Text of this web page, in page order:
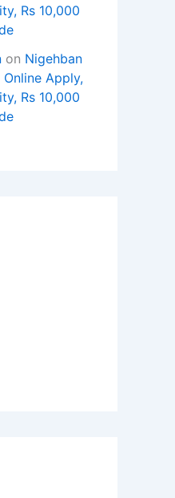
Rs 10,000
on Nigehban
Apply,
Rs 10,000